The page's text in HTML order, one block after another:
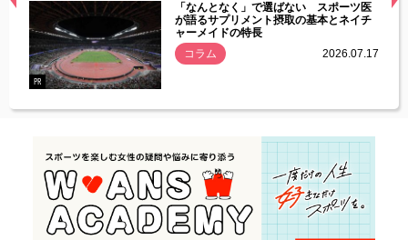
常
PR
「なんとなく」で選ばない スポーツ医
が語るサプリメント摂取の基本とネイチ
ャーメイドの特長
コラム
2026.07.17